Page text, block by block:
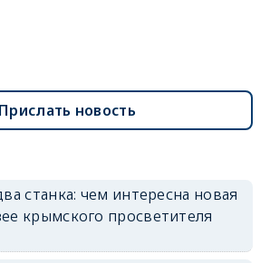
Прислать новость
станка: чем интересна новая
крымского просветителя